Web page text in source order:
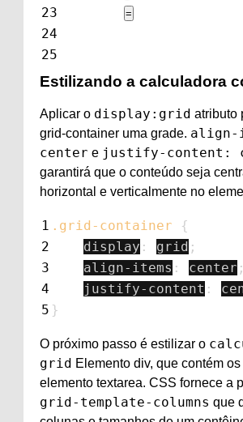
23 =
24
25
Estilizando a calculadora
Aplicar o display:grid atributo
grid-container uma grade. align-
center e justify-content:
garantirá que o conteúdo seja
horizontal e verticalmente no
1 .grid-container
{
2
display : grid ;
3
align-items : center ;
4
justify-content :
5 }
O próximo passo é estilizar o
grid Elemento div, que contém
elemento textarea. CSS fornece a
grid-template-columns que